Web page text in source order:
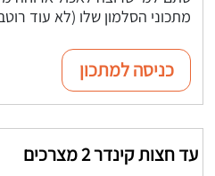
מתכוני הסלמון שלו (לא עוד
כניסה למתכון
עד חצות קינדר 2 מצרכים